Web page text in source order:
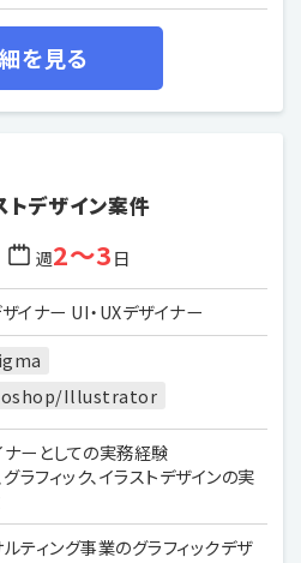
を見る
トデザイン案件
週2〜3日
イナー UI・UXデザイナー
Illustrator
ナーとしての実務経験
グラフィック、イラストデザインの実
ルティング事業のグラフィックデザ